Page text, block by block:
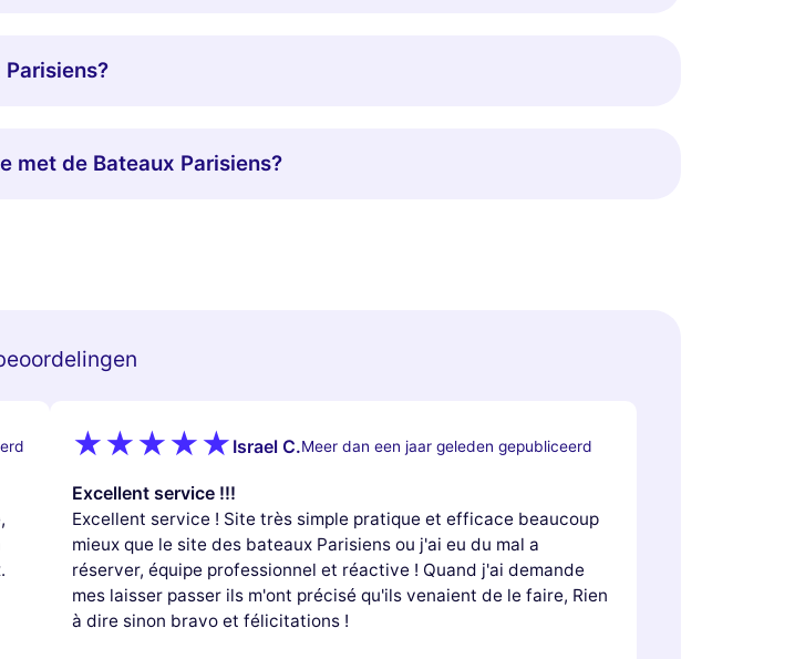
met de Bateaux Parisiens?
Israel C.Meer dan een jaar geleden gepubliceerd
Excellent service !!!
Excellent service ! Site très simple pratique et efficace beaucoup
mieux que le site des bateaux Parisiens ou j'ai eu du mal a
réserver, équipe professionnel et réactive ! Quand j'ai demande
mes laisser passer ils m'ont précisé qu'ils venaient de le faire, Rien
à dire sinon bravo et félicitations !